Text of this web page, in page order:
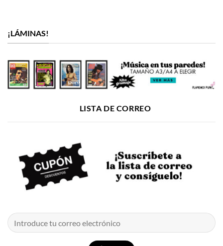
¡LÁMINAS!
LISTA DE CORREO